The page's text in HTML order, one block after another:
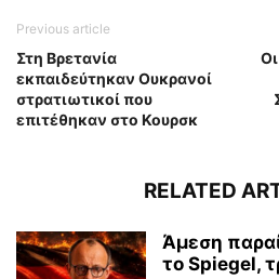
Previous article
Στη Βρετανία
εκπαιδεύτηκαν Ουκρανοί
στρατιωτικοί που
επιτέθηκαν στο Κουρσκ
RELATED
Άμεση
το Spiegel,